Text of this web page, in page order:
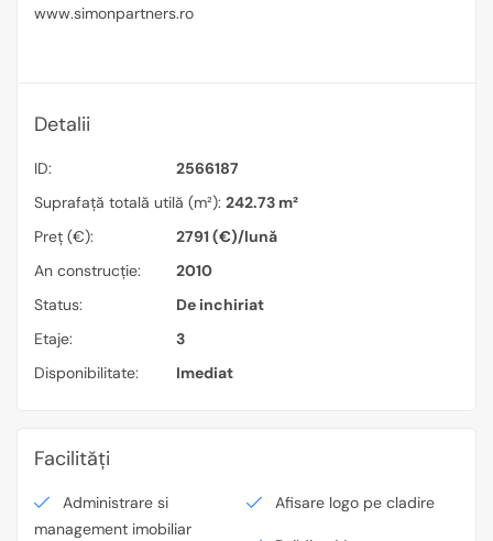
www.simonpartners.ro
Detalii
ID:
2566187
Suprafață totală utilă (m²): 242.73 m²
Preț (€):
2791 (€)/lună
An construcție:
2010
Status:
De inchiriat
Etaje:
3
Disponibilitate:
Imediat
Facilități
Administrare si
management imobiliar
Afisare logo pe cladire